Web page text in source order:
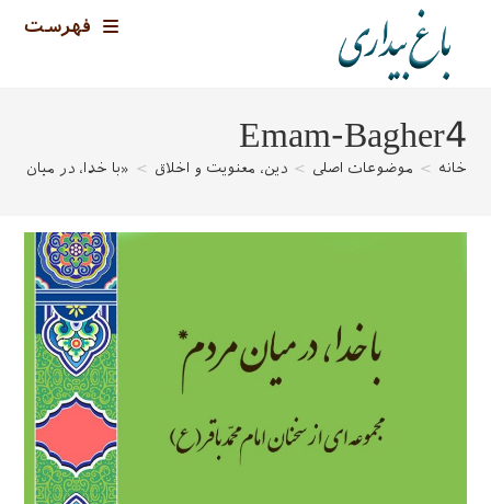
فهرست
Emam-Bagher4
خانه > موضوعات اصلی > دین، معنویت و اخلاق > «با خدا، در میان